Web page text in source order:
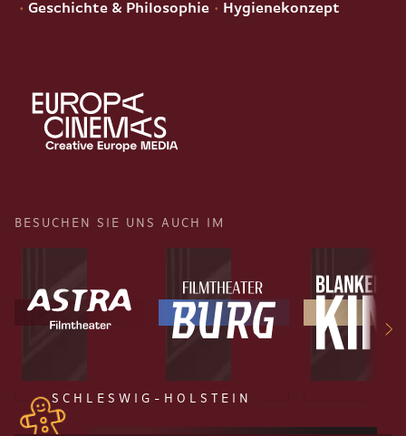
Geschichte & Philosophie Hygienekonzept
BESUCHEN SIE UNS AUCH IM
SCHLESWIG-HOLSTEIN